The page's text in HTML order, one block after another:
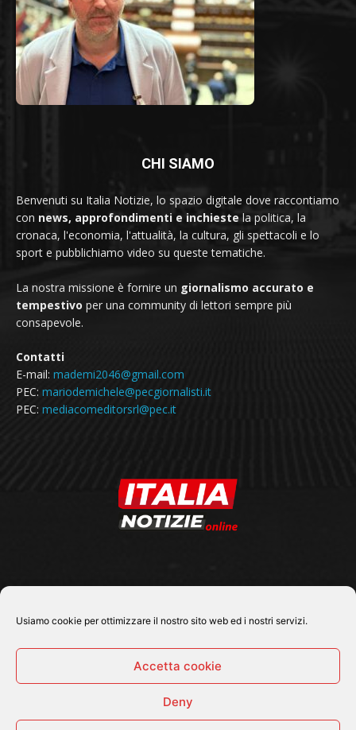
Usiamo cookie per ottimizzare il nostro sito web ed i nostri servizi.
Accetta cookie
Deny
CHI SIAMO
Benvenuti su Italia Notizie, lo spazio digitale dove raccontiamo
con news, approfondimenti e inchieste la politica, la
cronaca, l'economia, l'attualità, la cultura, gli spettacoli e lo
sport e pubblichiamo video su queste tematiche.
La nostra missione è fornire un giornalismo accurato e
tempestivo per una community di lettori sempre più
consapevole.
Contatti
E-mail: mademi2046@gmail.com
PEC: mariodemichele@pecgiornalisti.it
PEC: mediacomeditorsrl@pec.it
SEGUICI SU
© 2026 Tutti i diritti riservati - Italia Notizie .online |